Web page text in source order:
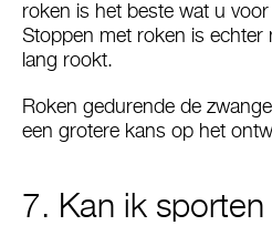
roken is het beste wat u
Stoppen met roken is echter
lang rookt.
Roken gedurende de
een grotere kans op het
7. Kan ik